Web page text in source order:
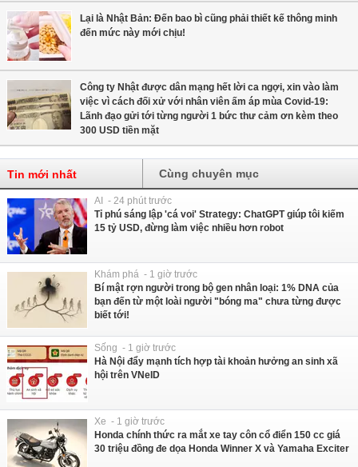
Lại là Nhật Bản: Đến bao bì cũng phải thiết kế thông minh
đến mức này mới chịu!
Công ty Nhật được dân mạng hết lời ca ngợi, xin vào làm
việc vì cách đối xử với nhân viên ấm áp mùa Covid-19:
Lãnh đạo gửi tới từng người 1 bức thư cảm ơn kèm theo
300 USD tiền mặt
Tin mới nhất Cùng chuyên mục
AI - 24 phút trước
Tỉ phú sáng lập 'cá voi' Strategy: ChatGPT giúp tôi kiếm
15 tỷ USD, đừng làm việc nhiều hơn robot
Khám phá - 1 giờ trước
Bí mật rợn người trong bộ gen nhân loại: 1% DNA của
bạn đến từ một loài người "bóng ma" chưa từng được
biết tới!
Sống - 1 giờ trước
Hà Nội đẩy mạnh tích hợp tài khoản hưởng an sinh xã
hội trên VNeID
Xe - 1 giờ trước
Honda chính thức ra mắt xe tay côn cổ điển 150 cc giá
30 triệu đồng đe dọa Honda Winner X và Yamaha Exciter